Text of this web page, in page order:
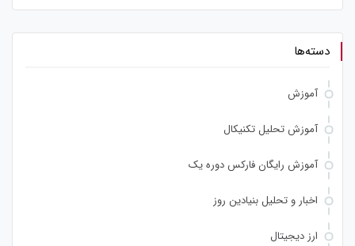
دسته‌ها
آموزش
آموزش تحلیل تکنیکال
آموزش رایگان فارکس دوره یک
اخبار و تحلیل بنیادین روز
ارز دیجیتال